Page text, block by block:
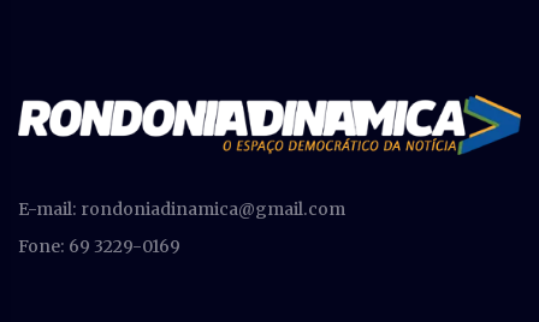
E-mail: rondoniadinamica@gmail.com
Fone: 69 3229-0169